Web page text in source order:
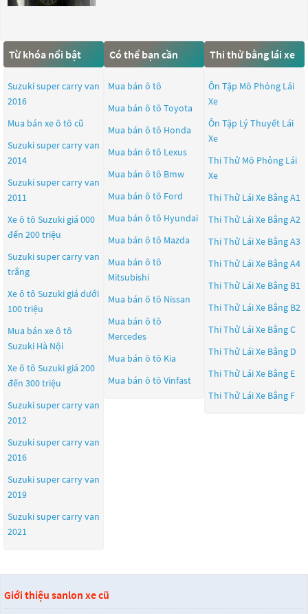
Từ khóa nổi bật
Suzuki super carry van
2016
Mua bán xe ô tô cũ
Suzuki super carry van
2014
Suzuki super carry van
2011
Xe ô tô Suzuki giá 000
đến 200 triệu
Suzuki super carry van
trắng
Xe ô tô Suzuki giá dưới
100 triệu
Mua bán xe ô tô
Suzuki Hà Nội
Xe ô tô Suzuki giá 200
đến 300 triệu
Suzuki super carry van
2012
Suzuki super carry van
2016
Suzuki super carry van
2019
Suzuki super carry van
2021
Có thể bạn cần
Mua bán ô tô
Mua bán ô tô Toyota
Mua bán ô tô Honda
Mua bán ô tô Lexus
Mua bán ô tô Bmw
Mua bán ô tô Ford
Mua bán ô tô Hyundai
Mua bán ô tô Mazda
Mua bán ô tô
Mitsubishi
Mua bán ô tô Nissan
Mua bán ô tô
Mercedes
Mua bán ô tô Kia
Mua bán ô tô Vinfast
Thi thử bằng lái xe
Ôn Tập Mô Phỏng Lái
Xe
Ôn Tập Lý Thuyết Lái
Xe
Thi Thử Mô Phỏng Lái
Xe
Thi Thử Lái Xe Bằng A1
Thi Thử Lái Xe Bằng A2
Thi Thử Lái Xe Bằng A3
Thi Thử Lái Xe Bằng A4
Thi Thử Lái Xe Bằng B1
Thi Thử Lái Xe Bằng B2
Thi Thử Lái Xe Bằng C
Thi Thử Lái Xe Bằng D
Thi Thử Lái Xe Bằng E
Thi Thử Lái Xe Bằng F
Giới thiệu sanlon xe cũ